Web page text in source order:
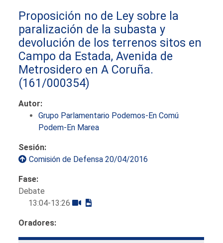
Proposición no de Ley sobre la
paralización de la subasta y
devolución de los terrenos sitos en
Campo da Estada, Avenida de
Metrosidero en A Coruña.
(161/000354)
Autor:
Grupo Parlamentario Podemos-En Comú
Podem-En Marea
Sesión:
Comisión de Defensa 20/04/2016
Fase:
Debate
13:04-13:26
Oradores: